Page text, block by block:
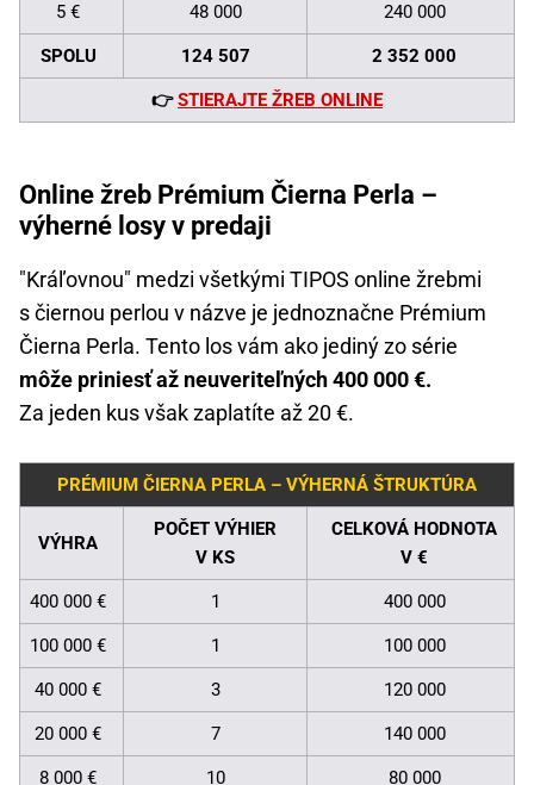
5 € 48 000 240 000
SPOLU 124 507 2 352 000
👉STIERAJTE ŽREB ONLINE
Online žreb Prémium Čierna Perla –
výherné losy v predaji
"Kráľovnou" medzi všetkými TIPOS online žrebmi
s čiernou perlou v názve je jednoznačne Prémium
Čierna Perla. Tento los vám ako jediný zo série
môže priniesť až neuveriteľných 400 000 €.
Za jeden kus však zaplatíte až 20 €.
PRÉMIUM ČIERNA PERLA – VÝHERNÁ ŠTRUKTÚRA
VÝHRA
POČET VÝHIER
V KS
CELKOVÁ HODNOTA
V €
400 000 € 1 400 000
100 000 € 1 100 000
40 000 € 3 120 000
20 000 € 7 140 000
8 000 € 10 80 000